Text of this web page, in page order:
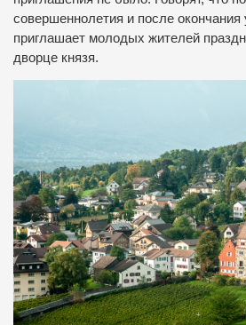
совершеннолетия и после окончания
приглашает молодых жителей
дворце князя.